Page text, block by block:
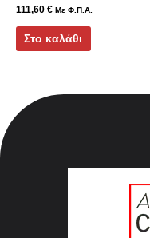
111,60 € Με Φ.Π.Α.
Στο καλάθι